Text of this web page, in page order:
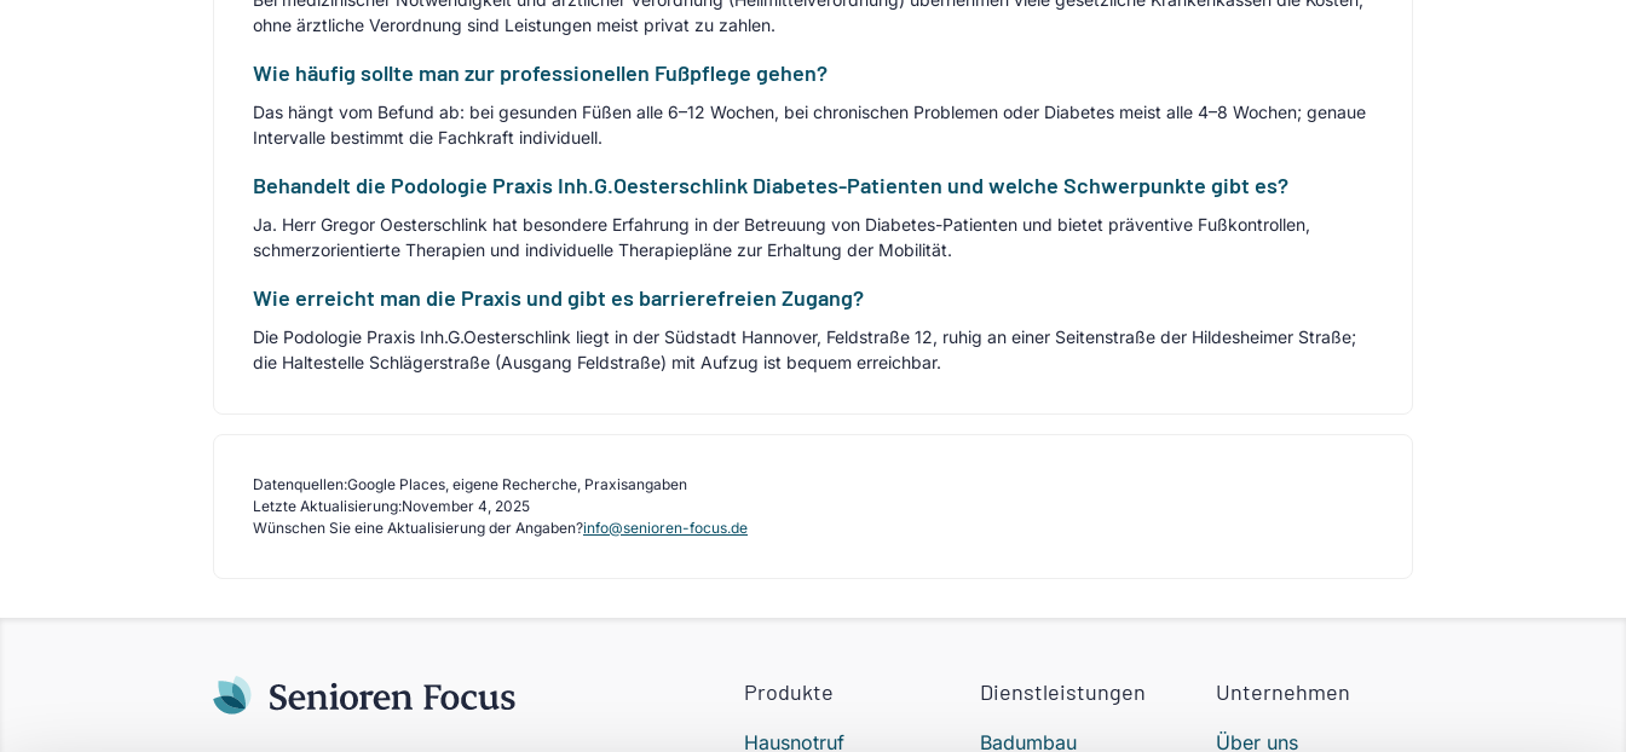
ohne ärztliche Verordnung sind Leistungen meist privat zu zahlen.
Wie häufig sollte man zur professionellen Fußpflege gehen?
Das hängt vom Befund ab: bei gesunden Füßen alle 6–12 Wochen, bei chronischen Problemen oder Diabetes meist alle 4–8 Wochen; genaue
Intervalle bestimmt die Fachkraft individuell.
Behandelt die Podologie Praxis Inh.G.Oesterschlink Diabetes-Patienten und welche Schwerpunkte gibt es?
Ja. Herr Gregor Oesterschlink hat besondere Erfahrung in der Betreuung von Diabetes-Patienten und bietet präventive Fußkontrollen,
schmerzorientierte Therapien und individuelle Therapiepläne zur Erhaltung der Mobilität.
Wie erreicht man die Praxis und gibt es barrierefreien Zugang?
Die Podologie Praxis Inh.G.Oesterschlink liegt in der Südstadt Hannover, Feldstraße 12, ruhig an einer Seitenstraße der Hildesheimer Straße;
die Haltestelle Schlägerstraße (Ausgang Feldstraße) mit Aufzug ist bequem erreichbar.
Datenquellen:Google Places, eigene Recherche, Praxisangaben
Letzte Aktualisierung:November 4, 2025
Wünschen Sie eine Aktualisierung der Angaben?info@senioren-focus.de
Produkte
Hausnotruf
Dienstleistungen
Badumbau
Unternehmen
Über uns